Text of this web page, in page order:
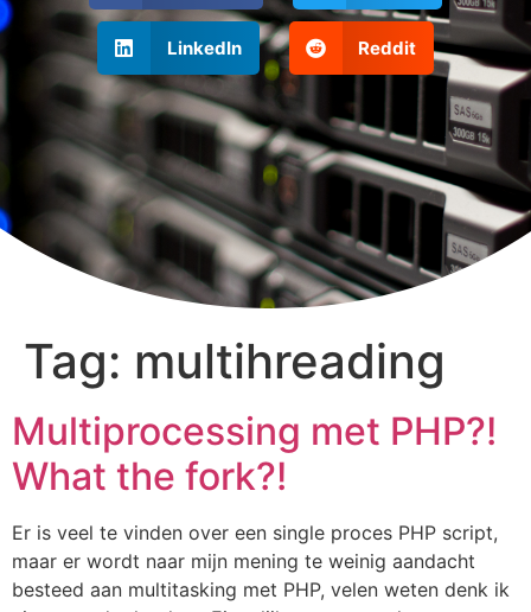
LinkedIn Reddit
Tag: multihreading
Multiprocessing met PHP?!
What the fork?!
Er is veel te vinden over een single proces PHP script,
maar er wordt naar mijn mening te weinig aandacht
besteed aan multitasking met PHP, velen weten denk ik